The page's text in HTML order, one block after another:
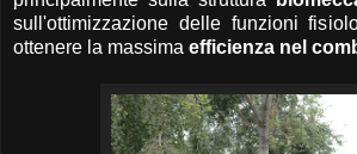
sull'ottimizzazione delle funzioni
ottenere la massima efficienza nel